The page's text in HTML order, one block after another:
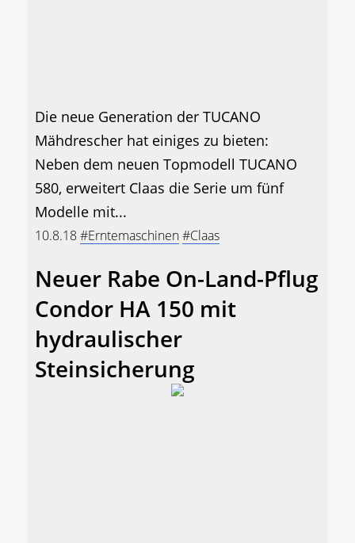
Die neue Generation der TUCANO
Mähdrescher hat einiges zu bieten:
Neben dem neuen Topmodell TUCANO
580, erweitert Claas die Serie um fünf
Modelle mit...
10.8.18#Erntemaschinen#Claas
Neuer Rabe On-Land-Pflug
Condor HA 150 mit
hydraulischer
Steinsicherung